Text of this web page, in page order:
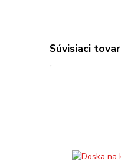
Súvisiaci tovar